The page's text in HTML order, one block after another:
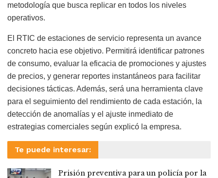
metodología que busca replicar en todos los niveles
operativos.
El RTIC de estaciones de servicio representa un avance
concreto hacia ese objetivo. Permitirá identificar patrones
de consumo, evaluar la eficacia de promociones y ajustes
de precios, y generar reportes instantáneos para facilitar
decisiones tácticas. Además, será una herramienta clave
para el seguimiento del rendimiento de cada estación, la
detección de anomalías y el ajuste inmediato de
estrategias comerciales según explicó la empresa.
Te puede interesar:
Prisión preventiva para un policía por la